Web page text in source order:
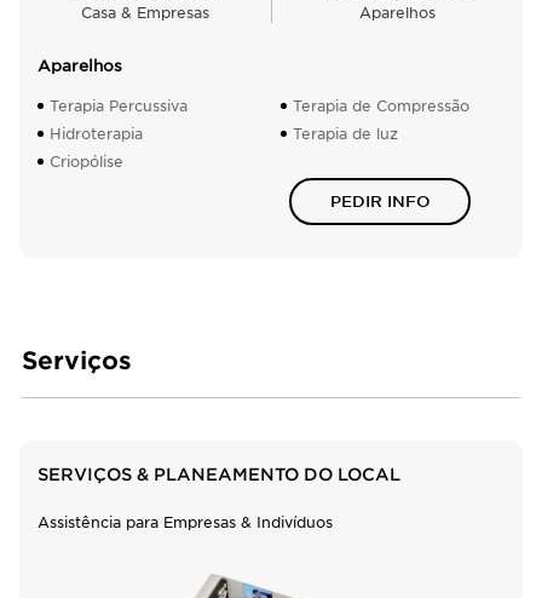
Casa & Empresas
Aparelhos
Aparelhos
Terapia Percussiva
Hidroterapia
Criopólise
Terapia de Compressão
Terapia de luz
PEDIR INFO
Serviços
SERVIÇOS & PLANEAMENTO DO LOCAL
Assistência para Empresas & Indivíduos